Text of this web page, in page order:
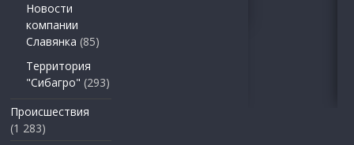
Новости
компании
Славянка (85)
Территория
"Сибагро" (293)
Происшествия
(1 283)